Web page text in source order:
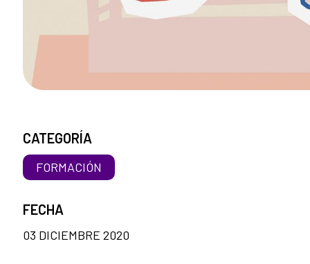
CATEGORÍA
FORMACIÓN
FECHA
03 DICIEMBRE 2020